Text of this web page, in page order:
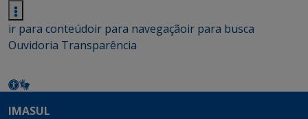
ir para conteúdoir para navegaçãoir para busca
Ouvidoria Transparência
IMASUL